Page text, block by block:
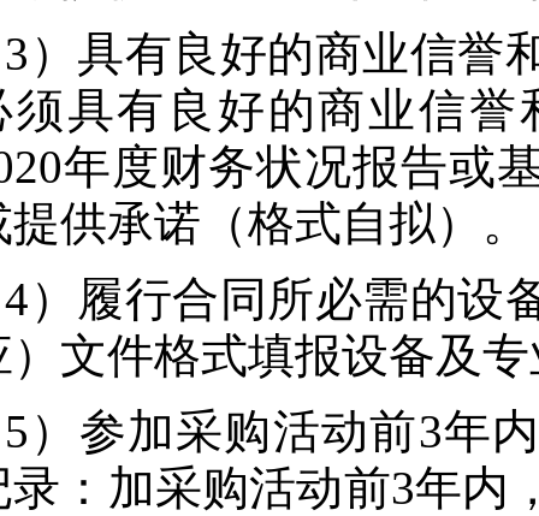
3）具有良好的商业信誉
须具有良好的商业信
年度财务状况报告或
提供承诺（格式自拟）。
4）履行合同所必需的设
）文件格式填报设备及
5）参加采购活动前3年
录：加采购活动前3年内